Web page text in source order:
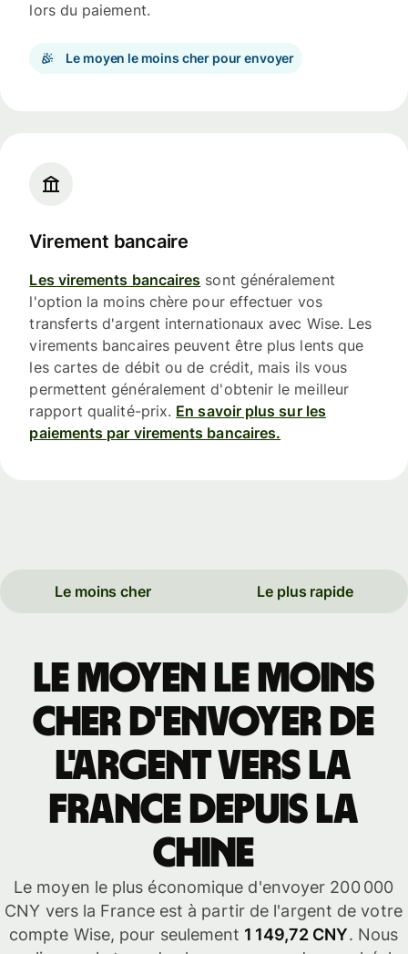
lors du paiement.
Le moyen le moins cher pour envoyer
Virement bancaire
Les virements bancaires sont généralement
l'option la moins chère pour effectuer vos
transferts d'argent internationaux avec Wise. Les
virements bancaires peuvent être plus lents que
les cartes de débit ou de crédit, mais ils vous
permettent généralement d'obtenir le meilleur
rapport qualité-prix. En savoir plus sur les
paiements par virements bancaires.
Le moins cher Le plus rapide
Le moyen le moins
cher d'envoyer de
l'argent vers la
France depuis la
Chine
Le moyen le plus économique d'envoyer 200 000
CNY vers la France est à partir de l'argent de votre
compte Wise, pour seulement 1 149,72 CNY. Nous